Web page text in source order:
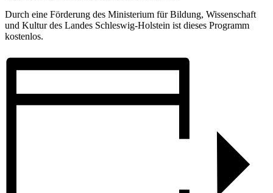
Durch eine Förderung des Ministerium für Bildung, Wissenschaft
und Kultur des Landes Schleswig-Holstein ist dieses Programm
kostenlos.